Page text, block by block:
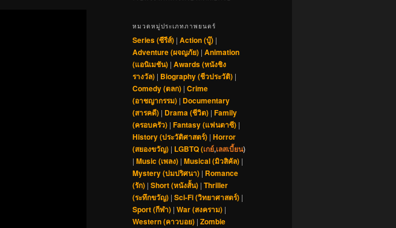
หมวดหมู่ประเภทภาพยนตร์
Series (ซีรีส์) | Action (บู๊) |
Adventure (ผจญภัย) | Animation
(แอนิเมชัน) | Awards (หนังชิง
รางวัล) | Biography (ชีวประวัติ) |
Comedy (ตลก) | Crime
(อาชญากรรม) | Documentary
(สารคดี) | Drama (ชีวิต) | Family
(ครอบครัว) | Fantasy (แฟนตาซี) |
History (ประวัติศาสตร์) | Horror
(สยองขวัญ) | LGBTQ (เกย์,เลสเบี้ยน)
| Music (เพลง) | Musical (มิวสิคัล) |
Mystery (ปมปริศนา) | Romance
(รัก) | Short (หนังสั้น) | Thriller
(ระทึกขวัญ) | Sci-Fi (วิทยาศาสตร์) |
Sport (กีฬา) | War (สงคราม) |
Western (คาวบอย) | Zombie